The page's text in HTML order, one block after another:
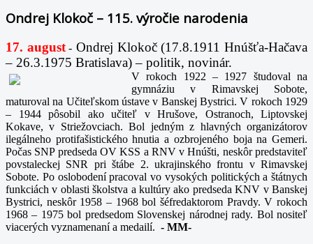
Ondrej Klokoč – 115. výročie narodenia
17. august- Ondrej Klokoč (17.8.1911 Hnúšťa-Hačava
– 26.3.1975 Bratislava) – politik, novinár.
V rokoch 1922 – 1927 študoval na
gymnáziu v Rimavskej Sobote,
maturoval na Učiteľskom ústave v Banskej Bystrici. V rokoch 1929
– 1944 pôsobil ako učiteľ v Hrušove, Ostranoch, Liptovskej
Kokave, v Striežovciach. Bol jedným z hlavných organizátorov
ilegálneho protifašistického hnutia a ozbrojeného boja na Gemeri.
Počas SNP predseda OV KSS a RNV v Hnúšti, neskôr predstaviteľ
povstaleckej SNR pri štábe 2. ukrajinského frontu v Rimavskej
Sobote. Po oslobodení pracoval vo vysokých politických a štátnych
funkciách v oblasti školstva a kultúry ako predseda KNV v Banskej
Bystrici, neskôr 1958 – 1968 bol šéfredaktorom Pravdy. V rokoch
1968 – 1975 bol predsedom Slovenskej národnej rady. Bol nositeľ
viacerých vyznamenaní a medailí. - MM-